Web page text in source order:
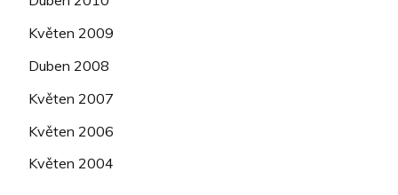
Květen 2009
Duben 2008
Květen 2007
Květen 2006
Květen 2004